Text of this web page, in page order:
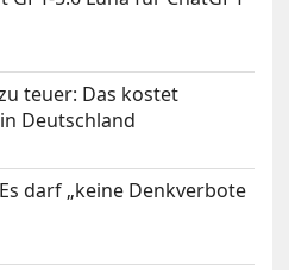
teuer: Das kostet
Deutschland
darf „keine Denkverbote